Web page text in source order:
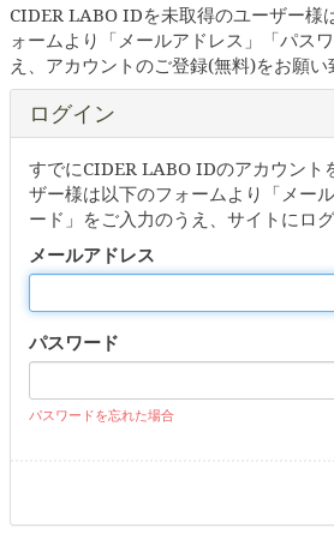
CIDER LABO IDを未取得のユーザー様
ォームより「メールアドレス」「パス
え、アカウントのご登録(無料)をお願い
ログイン
すでにCIDER LABO IDのアカウント
ザー様は以下のフォームより「メー
ード」をご入力のうえ、サイトにロ
メールアドレス
パスワード
パスワードを忘れた場合